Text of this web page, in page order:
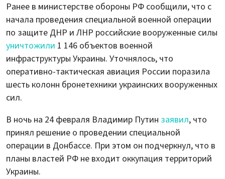
Ранее в министерстве обороны РФ сообщили, что с
начала проведения специальной военной операции
по защите ДНР и ЛНР российские вооруженные силы
уничтожили 1 146 объектов военной
инфраструктуры Украины. Уточнялось, что
оперативно-тактическая авиация России поразила
шесть колонн бронетехники украинских вооруженных
сил.
В ночь на 24 февраля Владимир Путин заявил, что
принял решение о проведении специальной
операции в Донбассе. При этом он подчеркнул, что в
планы властей РФ не входит оккупация территорий
Украины.